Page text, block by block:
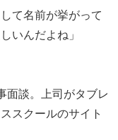
て名前が挙がって
いんだよね」
面談。上司がタブレ
スクールのサイト